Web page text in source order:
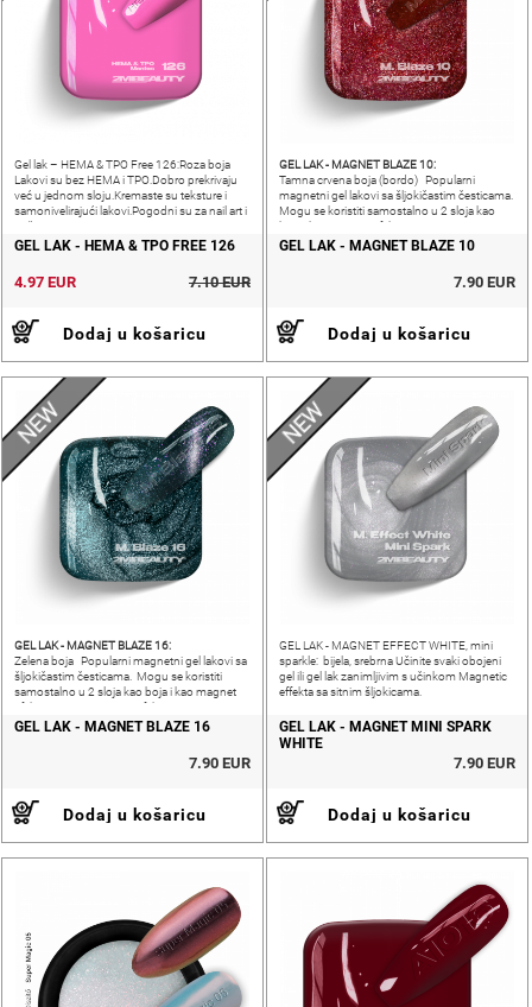
Gel lak – HEMA & TPO Free 126:Roza boja
Lakovi su bez HEMA i TPO.Dobro prekrivaju
već u jednom sloju.Kremaste su teksture i
samonivelirajući lakovi.Pogodni su za nail art i
pečatiranje.
GEL LAK - HEMA & TPO FREE 126
4.97 EUR 7.10 EUR
Dodaj u košaricu
GEL LAK - MAGNET BLAZE 10:
Tamna crvena boja (bordo) Popularni
magnetni gel lakovi sa šljokičastim česticama.
Mogu se koristiti samostalno u 2 sloja kao
boja i kao magnet efekt.
GEL LAK - MAGNET BLAZE 10
7.90 EUR
Dodaj u košaricu
NEW
GEL LAK - MAGNET BLAZE 16:
Zelena boja Popularni magnetni gel lakovi sa
šljokičastim česticama. Mogu se koristiti
samostalno u 2 sloja kao boja i kao magnet
efekt.CAT EYE i VELVET efekt.
GEL LAK - MAGNET BLAZE 16
7.90 EUR
Dodaj u košaricu
NEW
GEL LAK - MAGNET EFFECT WHITE, mini
sparkle: bijela, srebrna Učinite svaki obojeni
gel ili gel lak zanimljivim s učinkom Magnetic
effekta sa sitnim šljokicama.
GEL LAK - MAGNET MINI SPARK
WHITE
7.90 EUR
Dodaj u košaricu